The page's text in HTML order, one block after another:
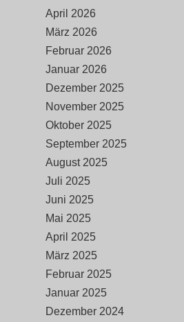
April 2026
März 2026
Februar 2026
Januar 2026
Dezember 2025
November 2025
Oktober 2025
September 2025
August 2025
Juli 2025
Juni 2025
Mai 2025
April 2025
März 2025
Februar 2025
Januar 2025
Dezember 2024